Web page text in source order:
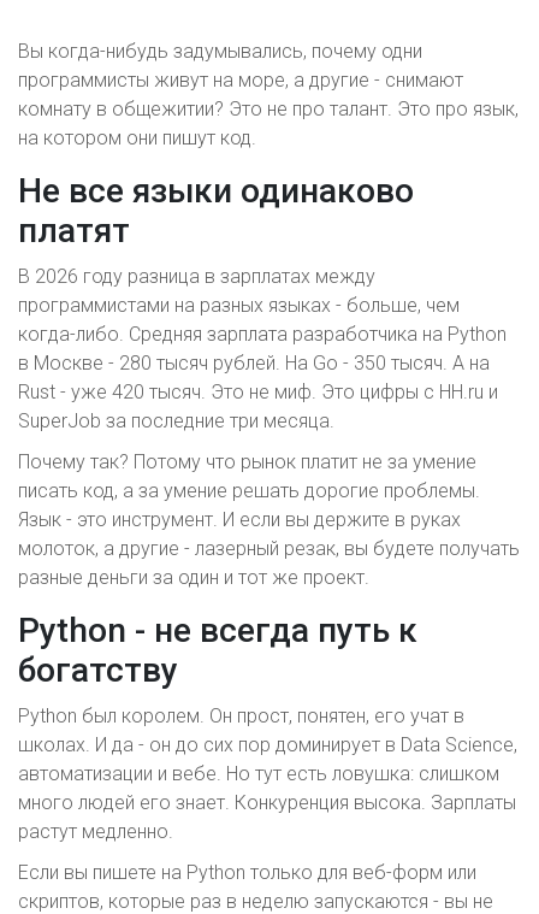
Вы когда-нибудь задумывались, почему одни
программисты живут на море, а другие - снимают
комнату в общежитии? Это не про талант. Это про язык,
на котором они пишут код.
Не все языки одинаково
платят
В 2026 году разница в зарплатах между
программистами на разных языках - больше, чем
когда-либо. Средняя зарплата разработчика на Python
в Москве - 280 тысяч рублей. На Go - 350 тысяч. А на
Rust - уже 420 тысяч. Это не миф. Это цифры с HH.ru и
SuperJob за последние три месяца.
Почему так? Потому что рынок платит не за умение
писать код, а за умение решать дорогие проблемы.
Язык - это инструмент. И если вы держите в руках
молоток, а другие - лазерный резак, вы будете получать
разные деньги за один и тот же проект.
Python - не всегда путь к
богатству
Python был королем. Он прост, понятен, его учат в
школах. И да - он до сих пор доминирует в Data Science,
автоматизации и вебе. Но тут есть ловушка: слишком
много людей его знает. Конкуренция высока. Зарплаты
растут медленно.
Если вы пишете на Python только для веб-форм или
скриптов, которые раз в неделю запускаются - вы не